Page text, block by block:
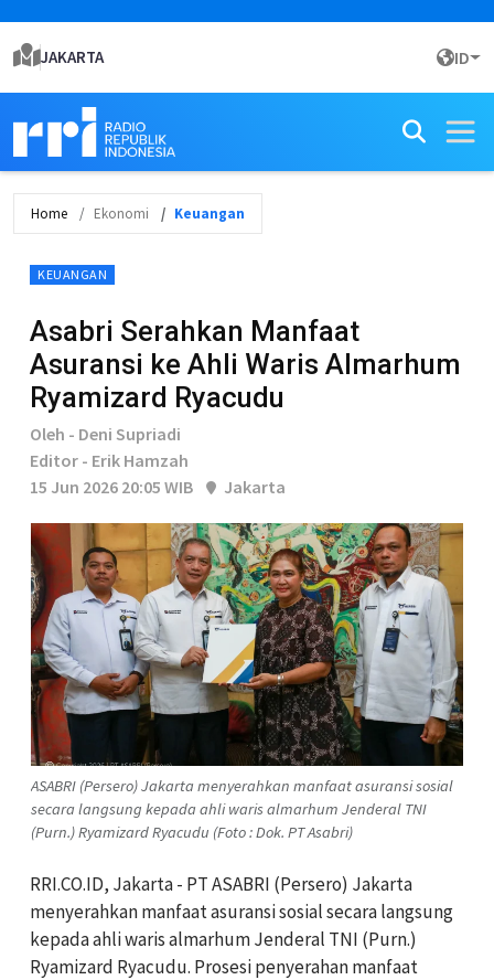
JAKARTA ID
Home Ekonomi Keuangan
KEUANGAN
Asabri Serahkan Manfaat
Asuransi ke Ahli Waris Almarhum
Ryamizard Ryacudu
Oleh - Deni Supriadi
Editor - Erik Hamzah
15 Jun 2026 20:05 WIB
Jakarta
ASABRI (Persero) Jakarta menyerahkan manfaat asuransi sosial
secara langsung kepada ahli waris almarhum Jenderal TNI
(Purn.) Ryamizard Ryacudu (Foto : Dok. PT Asabri)
RRI.CO.ID, Jakarta - PT ASABRI (Persero) Jakarta
menyerahkan manfaat asuransi sosial secara langsung
kepada ahli waris almarhum Jenderal TNI (Purn.)
Ryamizard Ryacudu. Prosesi penyerahan manfaat